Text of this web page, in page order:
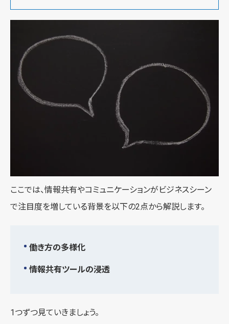
ここでは、情報共有やコミュニケーションがビジネスシーン
で注目度を増している背景を以下の2点から解説します。
働き方の多様化
情報共有ツールの浸透
1つずつ見ていきましょう。